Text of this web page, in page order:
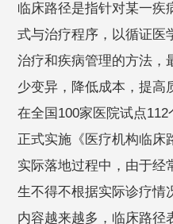
临床路径是指针对某一疾
式与治疗程序，以循证医
治疗和疾病管理的方法，
少变异，降低成本，提高
在全国100家医院试点
正式实施《医疗机构临床
实际落地过程中，由于经
生不得不根据实际诊疗情
内容越来越多，临床路径